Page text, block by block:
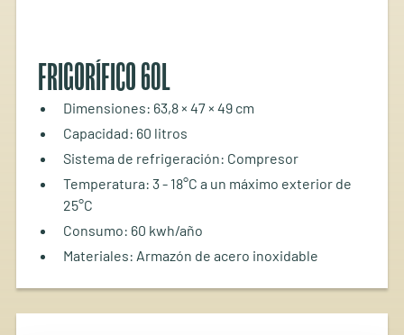
FRIGORÍFICO 60L
Dimensiones: 63,8 × 47 × 49 cm
Capacidad: 60 litros
Sistema de refrigeración: Compresor
Temperatura: 3 - 18°C a un máximo exterior de
25°C
Consumo: 60 kwh/año
Materiales: Armazón de acero inoxidable